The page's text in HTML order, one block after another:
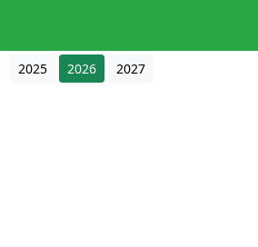
2025 2026 2027